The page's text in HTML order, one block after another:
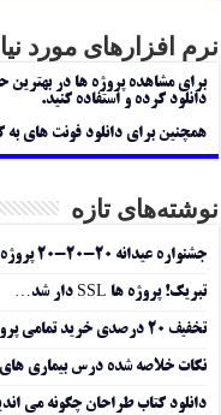
نرم افزارهای مورد
برای مشاهده پروژه ها در بهترین
دانلود کرده و استفاده کنید.
همچنین برای دانلود فونت های به
نوشته‌های تازه
جشنواره عیدانه ۲۰-۲۰-۲۰ پروژه ها
تبریک! پروژه ها SSL دار شد…
تخفیف ۲۰ درصدی خرید تمامی پروژه ها
نکات خلاصه شده درس بیماری
دانلود کتاب طراحان چگونه می